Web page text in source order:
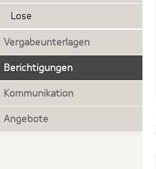
Lose
Vergabeunterlagen
Berichtigungen
Kommunikation
Angebote